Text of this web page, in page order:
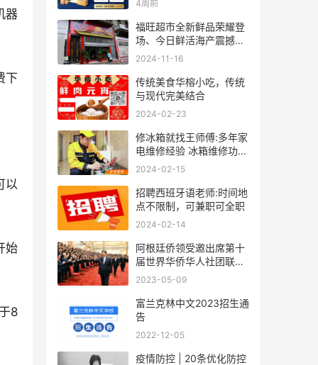
器
下
以
始
8
4周前
福旺超市全新鲜品荣耀登
场、今日鲜活海产震撼来
袭！
2024-11-16
传统美食华榕小吃，传统
与现代完美结合
2024-02-23
修冰箱就找王师傅:多年家
电维修经验 冰箱维修功底
深厚
2024-02-15
招聘西班牙语老师:时间地
点不限制，可兼职可全职
2024-02-14
阿根廷侨领受邀出席第十
届世界华侨华人社团联谊
大会
2023-05-09
富兰克林中文2023招生通
告
2022-12-05
疫情防控 | 20条优化防控